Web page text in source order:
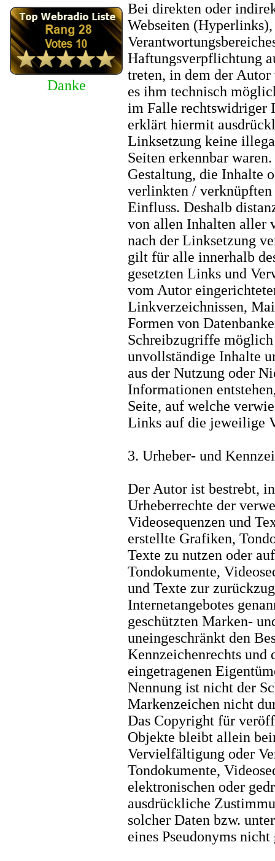
Danke
Bei direkten oder
Webseiten
Haftungsverpflichtung
treten, in dem der
es ihm technisch
im Falle rechtswidriger
erklärt hiermit
Linksetzung keine
Seiten erkennbar
Gestaltung, die Inhalte
verlinkten /
Einfluss. Deshalb
von allen Inhalten aller
nach der Linksetzung
gilt für alle innerhalb
gesetzten Links und
vom Autor
Linkverzeichnissen,
Formen von
Schreibzugriffe
unvollständige Inhalte
aus der Nutzung oder
Informationen
Seite, auf welche
Links auf die jeweilige
3. Urheber- und
Der Autor ist bestrebt,
Urheberrechte der
Videosequenzen und
erstellte Grafiken,
Texte zu nutzen oder
Tondokumente,
und Texte zur
Internetangebotes
geschützten Marken-
uneingeschränkt den
Kennzeichenrechts und
eingetragenen
Nennung ist nicht der
Markenzeichen nicht
Das Copyright für
Objekte bleibt allein
Vervielfältigung oder
Tondokumente,
elektronischen oder
ausdrückliche
solcher Daten bzw.
eines Pseudonyms nicht